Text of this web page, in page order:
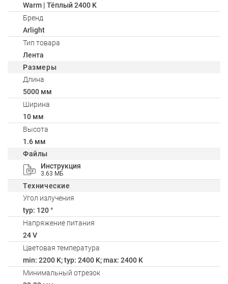
Warm | Тёплый 2400 K
Бренд
Arlight
Тип товара
Лента
Размеры
Длина
5000 мм
Ширина
10 мм
Высота
1.6 мм
Файлы
Инструкция
3.63 МБ
Технические
Угол излучения
typ: 120 °
Напряжение питания
24 V
Цветовая температура
min: 2200 K; typ: 2400 K; max: 2400 K
Минимальный отрезок